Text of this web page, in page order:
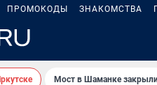
ПРОМОКОДЫ ЗНАКОМСТВА
Мост в Шаманке